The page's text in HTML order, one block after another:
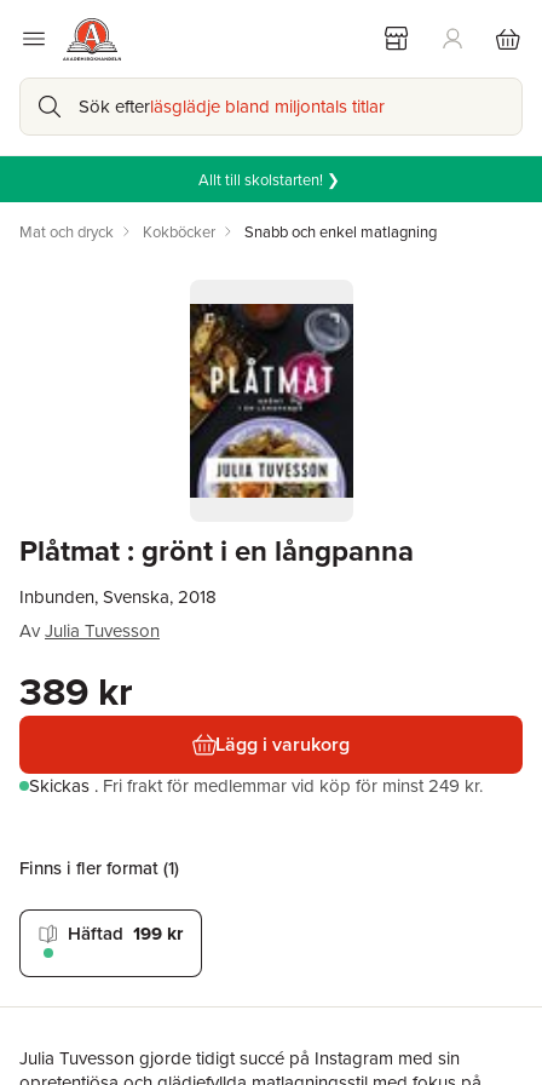
Sök efterläsglädje bland miljontals titlar
Allt till skolstarten! ❯
Mat och dryck Kokböcker Snabb och enkel matlagning
Plåtmat : grönt i en långpanna
Inbunden, Svenska, 2018
AvJulia Tuvesson
389 kr
Lägg i varukorg
Skickas . Fri frakt för medlemmar vid köp för minst 249 kr.
Finns i fler format (1)
Häftad 199 kr
Julia Tuvesson gjorde tidigt succé på Instagram med sin